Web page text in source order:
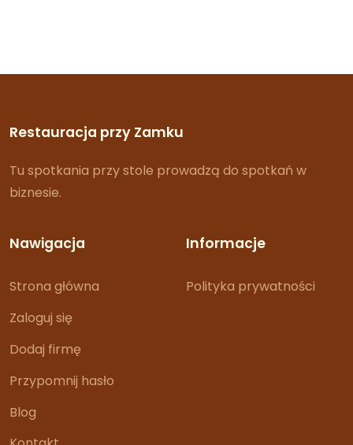
Restauracja przy Zamku
Tu spotkania przy stole prowadzą do spotkań w
biznesie.
Nawigacja
Strona główna
Zaloguj się
Dodaj firmę
Przypomnij hasło
Blog
Informacje
Polityka prywatności